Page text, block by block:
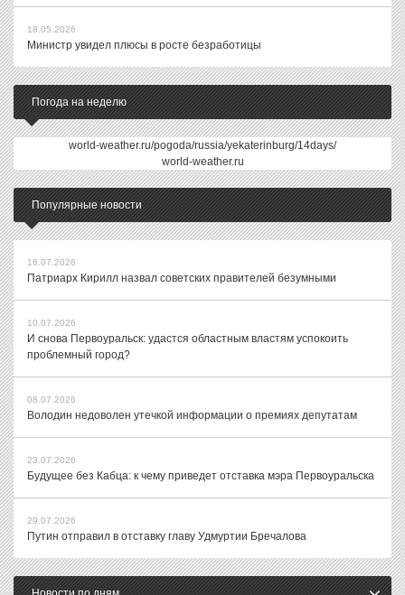
18.05.2026
Министр увидел плюсы в росте безработицы
Погода на неделю
world-weather.ru/pogoda/russia/yekaterinburg/14days/
world-weather.ru
Популярные новости
16.07.2026
Патриарх Кирилл назвал советских правителей безумными
10.07.2026
И снова Первоуральск: удастся областным властям успокоить
проблемный город?
08.07.2026
Володин недоволен утечкой информации о премиях депутатам
23.07.2026
Будущее без Кабца: к чему приведет отставка мэра Первоуральска
29.07.2026
Путин отправил в отставку главу Удмуртии Бречалова